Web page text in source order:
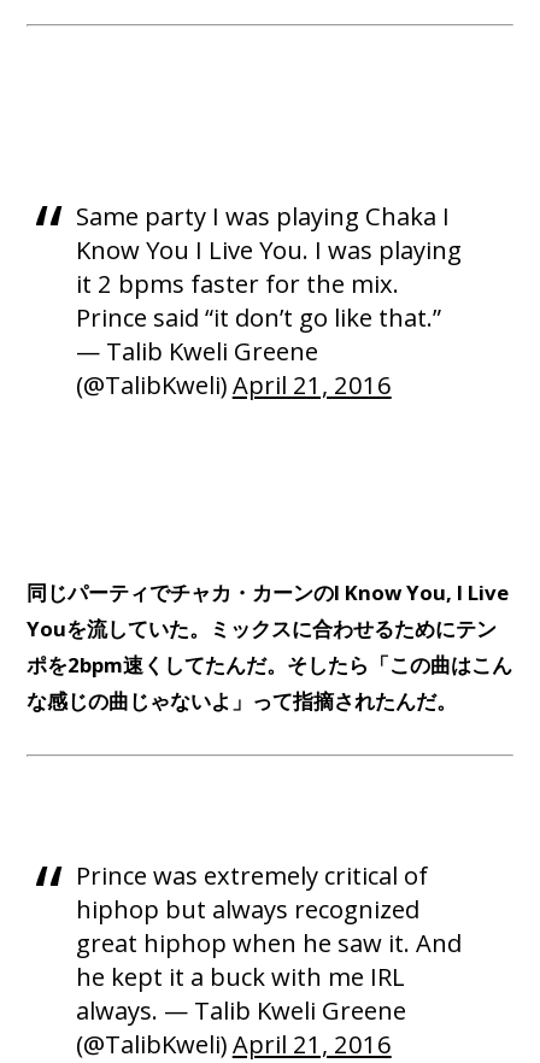
Same party I was playing Chaka I
Know You I Live You. I was playing
it 2 bpms faster for the mix.
Prince said “it don’t go like that.”
— Talib Kweli Greene
(@TalibKweli)April 21, 2016
同じパーティでチャカ・カーンのI Know You, I Live
Youを流していた。ミックスに合わせるためにテン
ポを2bpm速くしてたんだ。そしたら「この曲はこん
な感じの曲じゃないよ」って指摘されたんだ。
Prince was extremely critical of
hiphop but always recognized
great hiphop when he saw it. And
he kept it a buck with me IRL
always. — Talib Kweli Greene
(@TalibKweli)April 21, 2016